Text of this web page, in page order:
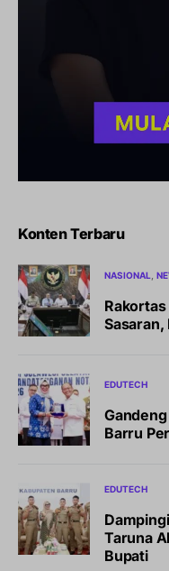
Konten Terbaru
NASIONAL
EDUTECH
Barru
EDUTECH
Taruna
Bupati